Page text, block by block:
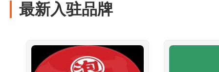
最新入驻品牌